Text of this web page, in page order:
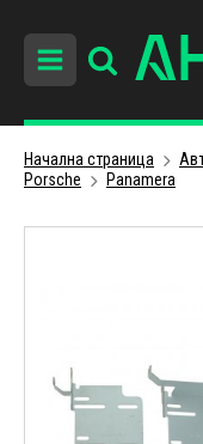
Начална страница
Porsche
Panamera